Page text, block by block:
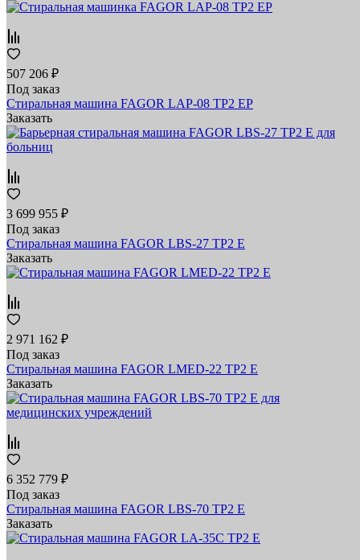
507 206 ₽
Под заказ
Стиральная машина FAGOR LAP-08 TP2 EP
Заказать
3 699 955 ₽
Под заказ
Стиральная машина FAGOR LBS-27 TP2 E
Заказать
2 971 162 ₽
Под заказ
Стиральная машина FAGOR LMED-22 TP2 E
Заказать
6 352 779 ₽
Под заказ
Стиральная машина FAGOR LBS-70 TP2 E
Заказать